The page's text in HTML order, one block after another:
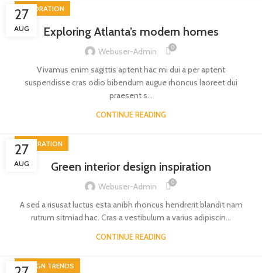
27
AUG
DECORATION
Exploring Atlanta’s modern homes
Webuser-Admin 0
Vivamus enim sagittis aptent hac mi dui a per aptent
suspendisse cras odio bibendum augue rhoncus laoreet dui
praesent s...
CONTINUE READING
27
AUG
INSPIRATION
Green interior design inspiration
Webuser-Admin 0
A sed a risusat luctus esta anibh rhoncus hendrerit blandit nam
rutrum sitmiad hac. Cras a vestibulum a varius adipiscin...
CONTINUE READING
DESIGN TRENDS